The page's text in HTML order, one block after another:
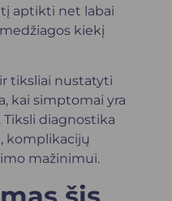
aptikti net labai
kiekį
tiksliai nustatyti
kai simptomai yra
Tiksli diagnostika
komplikacijų
mažinimui.